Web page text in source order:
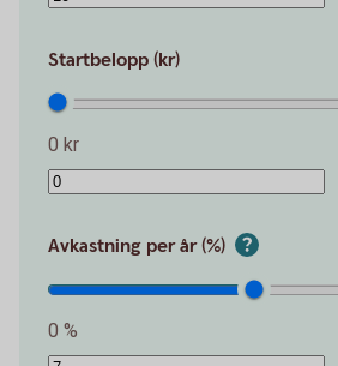
Startbelopp (kr)
0 kr
Avkastning per år (%)
0 %